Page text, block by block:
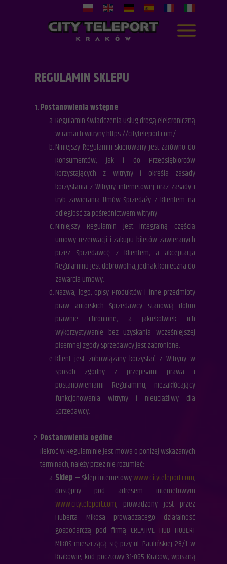
REGULAMIN SKLEPU
Postanowienia wstępne
Regulamin świadczenia usług drogą elektroniczną
w ramach witryny https://cityteleport.com/
Niniejszy Regulamin skierowany jest zarówno do
Konsumentów, jak i do Przedsiębiorców
korzystających z Witryny i określa zasady
korzystania z Witryny internetowej oraz zasady i
tryb zawierania Umów Sprzedaży z Klientem na
odległość za pośrednictwem Witryny.
Niniejszy Regulamin jest integralną częścią
umowy rezerwacji i zakupu biletów zawieranych
przez Sprzedawcę z Klientem, a akceptacja
Regulaminu jest dobrowolna, jednak konieczna do
zawarcia umowy.
Nazwa, logo, opisy Produktów i inne przedmioty
praw autorskich Sprzedawcy stanowią dobro
prawnie chronione, a jakiekolwiek ich
wykorzystywanie bez uzyskania wcześniejszej
pisemnej zgody Sprzedawcy jest zabronione.
Klient jest zobowiązany korzystać z Witryny w
sposób zgodny z przepisami prawa i
postanowieniami Regulaminu, niezakłócający
funkcjonowania Witryny i nieuciążliwy dla
Sprzedawcy.
Postanowienia ogólne
Ilekroć w Regulaminie jest mowa o poniżej wskazanych
terminach, należy przez nie rozumieć:
Sklep — Sklep internetowywww.cityteleport.com,
dostępny pod adresem internetowym
www.cityteleport.com, prowadzony jest przez
Huberta Mikosa prowadzącego działalność
gospodarczą pod firmą CREATIVE HUB HUBERT
MIKOS mieszczącą się przy ul. Paulińskiej 28/1 w
Krakowie, kod pocztowy 31-065 Kraków, wpisaną